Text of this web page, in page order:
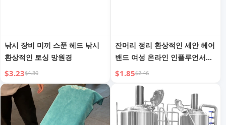
낚시 장비 미끼 스푼 헤드 낚시
환상적인 토싱 망원경
$3.23$4.30
잔머리 정리 환상적인 세안 헤어
밴드 여성 온라인 인플루언서
2023 신상 톱니 논슬립 앞머리
$1.85$2.46